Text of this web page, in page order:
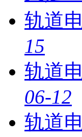
轨道
15
轨道
06-12
轨道